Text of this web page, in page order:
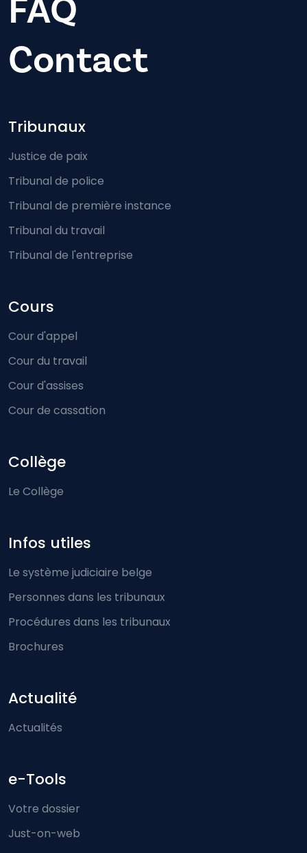
FAQ
Contact
Footer-menu
Tribunaux
Justice de paix
Tribunal de police
Tribunal de première instance
Tribunal du travail
Tribunal de l'entreprise
Cours
Cour d'appel
Cour du travail
Cour d'assises
Cour de cassation
Collège
Le Collège
Infos utiles
Le système judiciaire belge
Personnes dans les tribunaux
Procédures dans les tribunaux
Brochures
Actualité
Actualités
e-Tools
Votre dossier
Just-on-web